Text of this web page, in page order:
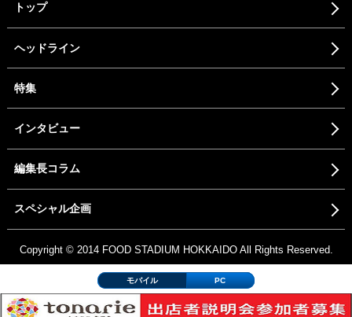
トップ
ヘッドライン
特集
インタビュー
編集長コラム
スペシャル企画
Copyright © 2014 FOOD STADIUM HOKKAIDO All Rights Reserved.
モバイル PC